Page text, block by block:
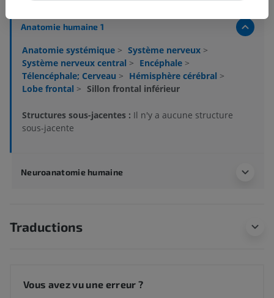
Anatomie humaine 1
Anatomie systémique > Système nerveux >
Système nerveux central > Encéphale >
Télencéphale; Cerveau > Hémisphère cérébral >
Lobe frontal > Sillon frontal inférieur
Structures sous-jacentes : Il n'y a aucune structure
sous-jacente
Neuroanatomie humaine
Traductions
Vous avez vu une erreur ?